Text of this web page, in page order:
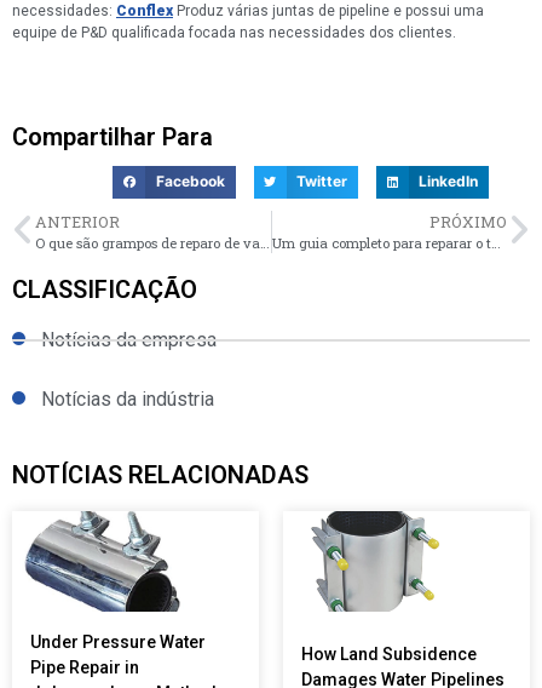
necessidades: Conflex Produz várias juntas de pipeline e possui uma
equipe de P&D qualificada focada nas necessidades dos clientes.
Compartilhar Para
Facebook Twitter LinkedIn
ANTERIOR PRÓXIMO
Um guia completo para reparar o tubo de grampo
CLASSIFICAÇÃO
Notícias da empresa
Notícias da indústria
NOTÍCIAS RELACIONADAS
Under Pressure Water
Pipe Repair in
How Land Subsidence
Damages Water Pipelines